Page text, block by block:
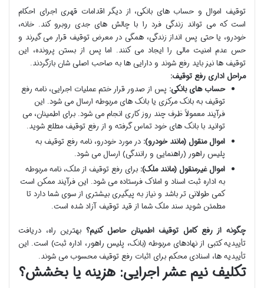
توقیف اموال و حساب های بانکی، از دیگر اقدامات قهری اجرای احکام
است که می تواند زندگی فرد را با چالش های جدی روبرو کند. خانه،
خودرو، یا حتی پس انداز زندگی، همگی در معرض توقیف قرار می گیرند و
حس عدم امنیت مالی را ایجاد می کنند. اما پس از بستن پرونده، این
توقیف ها نیز باید رفع شوند و دارایی ها به صاحب اصلی شان بازگردند.
مراحل اداری رفع توقیف:
حساب های بانکی: پس از صدور قرار ختم عملیات اجرایی، نامه رفع
توقیف به بانک مرکزی یا بانک های مربوطه ارسال می شود. این
فرآیند معمولاً ظرف چند روز کاری انجام می شود. برای اطمینان، می
توانید با بانک های خود تماس گرفته و از رفع توقیف مطلع شوید.
اموال منقول (مانند خودرو): در مورد خودرو، نامه رفع توقیف به
پلیس راهور (راهنمایی و رانندگی) ارسال می شود.
اموال غیرمنقول (مانند ملک): برای رفع توقیف از ملک، نامه مربوطه
به اداره ثبت اسناد و املاک فرستاده می شود. این فرآیند ممکن است
کمی طولانی تر باشد و نیاز به پیگیری بیشتری از سوی شما دارد تا
مطمئن شوید سند ملک شما از قید توقیف آزاد شده است.
چگونه از رفع کامل توقیف اطمینان حاصل کنیم؟ بهترین راه، دریافت
تأییدیه کتبی از نهادهای مربوطه (بانک، پلیس راهور، اداره ثبت) است. این
تأییدیه ها، اسنادی محکم برای اثبات رفع توقیف محسوب می شوند.
تکلیف نیم عشر اجرایی: هزینه یا بخشش؟